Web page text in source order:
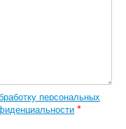
персональных
*